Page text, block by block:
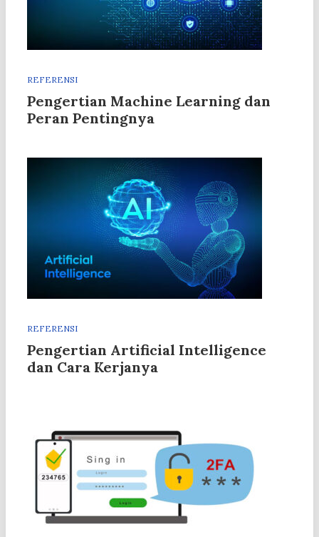
REFERENSI
Pengertian Machine Learning dan
Peran Pentingnya
REFERENSI
Pengertian Artificial Intelligence
dan Cara Kerjanya